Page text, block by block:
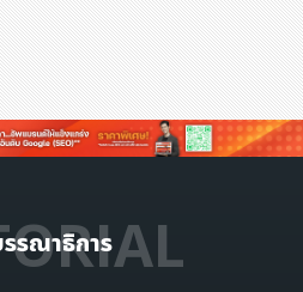
รณาธิการ